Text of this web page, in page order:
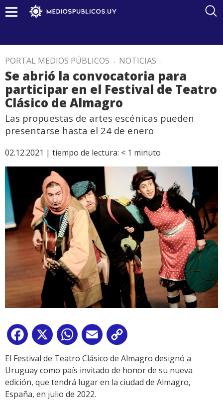
PORTAL MEDIOS PÚBLICOS . NOTICIAS .
Se abrió la convocatoria para
participar en el Festival de Teatro
Clásico de Almagro
Las propuestas de artes escénicas pueden
presentarse hasta el 24 de enero
02.12.2021 | tiempo de lectura: < 1 minuto
Facebook
X WhatsApp
Email
Link
El Festival de Teatro Clásico de Almagro designó a
Uruguay como país invitado de honor de su nueva
edición, que tendrá lugar en la ciudad de Almagro,
España, en julio de 2022.